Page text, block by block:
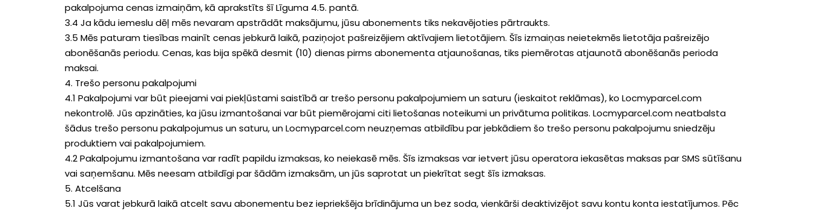
pakalpojuma cenas izmaiņām, kā aprakstīts šī Līguma 4.5. pantā.
3.4 Ja kādu iemeslu dēļ mēs nevaram apstrādāt maksājumu, jūsu abonements tiks nekavējoties pārtraukts.
3.5 Mēs paturam tiesības mainīt cenas jebkurā laikā, paziņojot pašreizējiem aktīvajiem lietotājiem. Šīs izmaiņas neietekmēs lietotāja pašreizējo
abonēšanās periodu. Cenas, kas bija spēkā desmit (10) dienas pirms abonementa atjaunošanas, tiks piemērotas atjaunotā abonēšanās perioda
maksai.
4. Trešo personu pakalpojumi
4.1 Pakalpojumi var būt pieejami vai piekļūstami saistībā ar trešo personu pakalpojumiem un saturu (ieskaitot reklāmas), ko Locmyparcel.com
nekontrolē. Jūs apzināties, ka jūsu izmantošanai var būt piemērojami citi lietošanas noteikumi un privātuma politikas. Locmyparcel.com neatbalsta
šādus trešo personu pakalpojumus un saturu, un Locmyparcel.com neuzņemas atbildību par jebkādiem šo trešo personu pakalpojumu sniedzēju
produktiem vai pakalpojumiem.
4.2 Pakalpojumu izmantošana var radīt papildu izmaksas, ko neiekasē mēs. Šīs izmaksas var ietvert jūsu operatora iekasētas maksas par SMS sūtīšanu
vai saņemšanu. Mēs neesam atbildīgi par šādām izmaksām, un jūs saprotat un piekrītat segt šīs izmaksas.
5. Atcelšana
5.1 Jūs varat jebkurā laikā atcelt savu abonementu bez iepriekšēja brīdinājuma un bez soda, vienkārši deaktivizējot savu kontu konta iestatījumos. Pēc